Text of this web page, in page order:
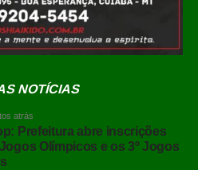
não havia se
implica condenação.
NOTÍCIAS
atrás
Prefeitura abre inscrições
Olímpicos e os 3º Jogos